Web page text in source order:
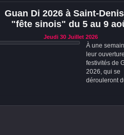
Guan Di 2026 à Saint-
"fête sinois" du 5 au 9
Jeudi 30 Juillet 2026
À une
leur
festivités de
2026, qui se
dérouleront